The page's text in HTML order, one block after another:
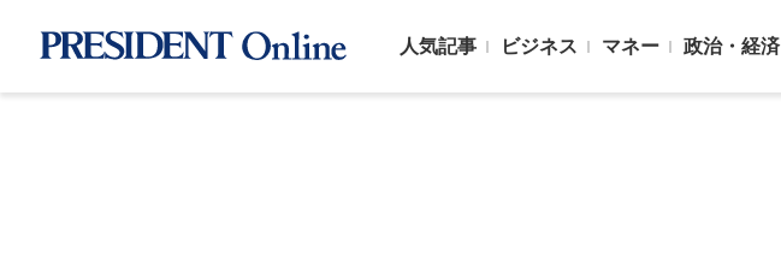
人気記事 ビジネス マネー 政治・経済